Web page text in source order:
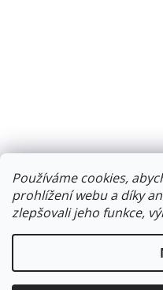
Používáme cookies,
prohlížení webu a díky
zlepšovali jeho funkce,